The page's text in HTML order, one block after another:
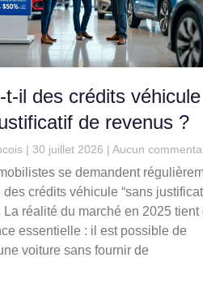
t-il des crédits véhicule
de revenus ?
30 juillet 2026 Aucun
se demandent
des crédits véhicule “sans
La réalité du marché en 2025 tient
essentielle : il est possible de
voiture sans fournir de